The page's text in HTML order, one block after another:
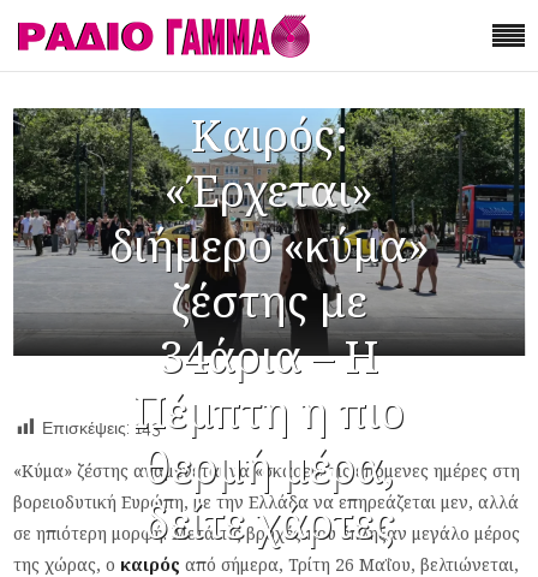
Καιρός:
«Έρχεται»
διήμερο «κύμα»
ζέστης με
34άρια – Η
Πέμπτη η πιο
θερμή μέρα,
δείτε χάρτες
Επισκέψεις: 143
«Κύμα» ζέστης αναμένεται να «σκάσει» τις επόμενες ημέρες στη
βορειοδυτική Ευρώπη, με την Ελλάδα να επηρεάζεται μεν, αλλά
σε ηπιότερη μορφή. Μετά τις βροχές που έπληξαν μεγάλο μέρος
της χώρας, ο καιρός από σήμερα, Τρίτη 26 Μαΐου, βελτιώνεται,